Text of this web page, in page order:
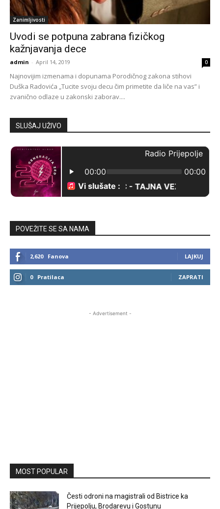
Zanimljivosti
Uvodi se potpuna zabrana fizičkog
kažnjavanja dece
admin - April 14, 2019 0
Najnovijim izmenama i dopunama Porodičnog zakona stihovi
Duška Radovića „Tucite svoju decu čim primetite da liče na vas” i
zvanično odlaze u zakonski zaborav....
SLUŠAJ UŽIVO
POVEŽITE SE SA NAMA
2,620 Fanova LAJKUJ
0 Pratilaca ZAPRATI
- Advertisement -
MOST POPULAR
Česti odroni na magistrali od Bistrice ka
Prijepolju, Brodarevu i Gostunu